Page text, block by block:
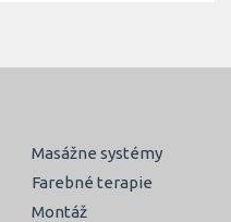
Masážne systémy
Farebné terapie
Montáž